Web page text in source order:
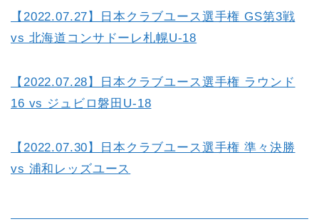
【2022.07.27】日本クラブユース選手権 GS第3戦
vs 北海道コンサドーレ札幌U-18
【2022.07.28】日本クラブユース選手権 ラウンド
16 vs ジュビロ磐田U-18
【2022.07.30】日本クラブユース選手権 準々決勝
vs 浦和レッズユース